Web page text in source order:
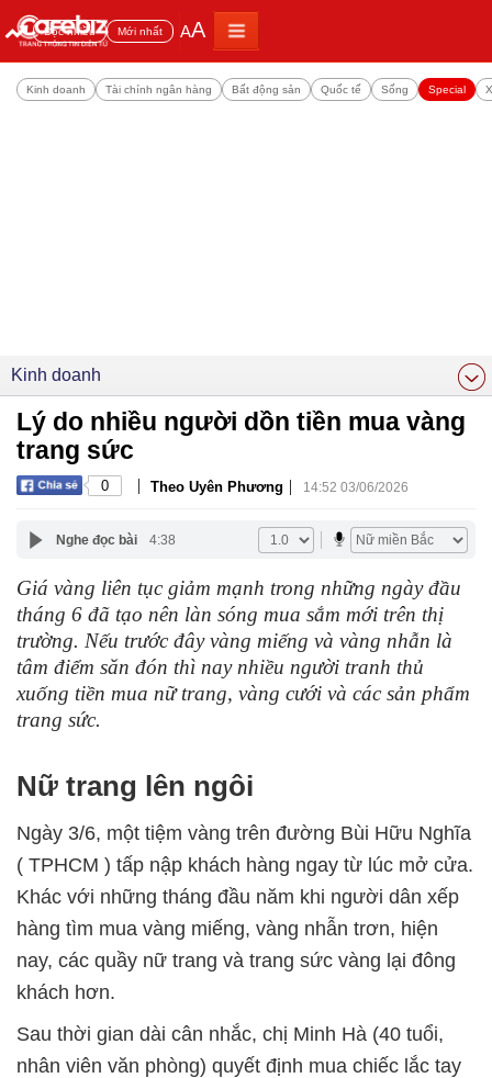
Đọc nhiều Mới nhất AA
Kinh doanh Tài chính ngân hàng Bất động sản Quốc tế Sống Special
Kinh doanh
Lý do nhiều người dồn tiền mua vàng
trang sức
0 | Theo Uyên Phương | 14:52 03/06/2026
Nghe đọc bài 4:38
Giá vàng liên tục giảm mạnh trong những ngày đầu
tháng 6 đã tạo nên làn sóng mua sắm mới trên thị
trường. Nếu trước đây vàng miếng và vàng nhẫn là
tâm điểm săn đón thì nay nhiều người tranh thủ
xuống tiền mua nữ trang, vàng cưới và các sản phẩm
trang sức.
Nữ trang lên ngôi
Ngày 3/6, một tiệm vàng trên đường Bùi Hữu Nghĩa
( TPHCM ) tấp nập khách hàng ngay từ lúc mở cửa.
Khác với những tháng đầu năm khi người dân xếp
hàng tìm mua vàng miếng, vàng nhẫn trơn, hiện
nay, các quầy nữ trang và trang sức vàng lại đông
khách hơn.
Sau thời gian dài cân nhắc, chị Minh Hà (40 tuổi,
nhân viên văn phòng) quyết định mua chiếc lắc tay